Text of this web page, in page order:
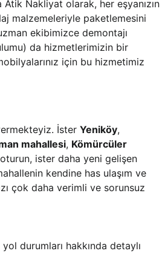
Atik Nakliyat olarak, her eşyanızın
malzemeleriyle paketlemesini
ekibimizce demontajı
da hizmetlerimizin bir
için bu hizmetimiz
İster Yeniköy,
mahallesi, Kömürcüler
ister daha yeni gelişen
kendine has ulaşım ve
çok daha verimli ve sorunsuz
durumları hakkında detaylı